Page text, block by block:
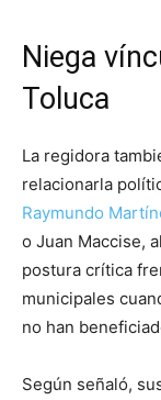
Niega
Toluca
La regidora
relacionarla
Raymundo
o Juan Maccise,
postura crítica
municipales
no han
Según señaló,